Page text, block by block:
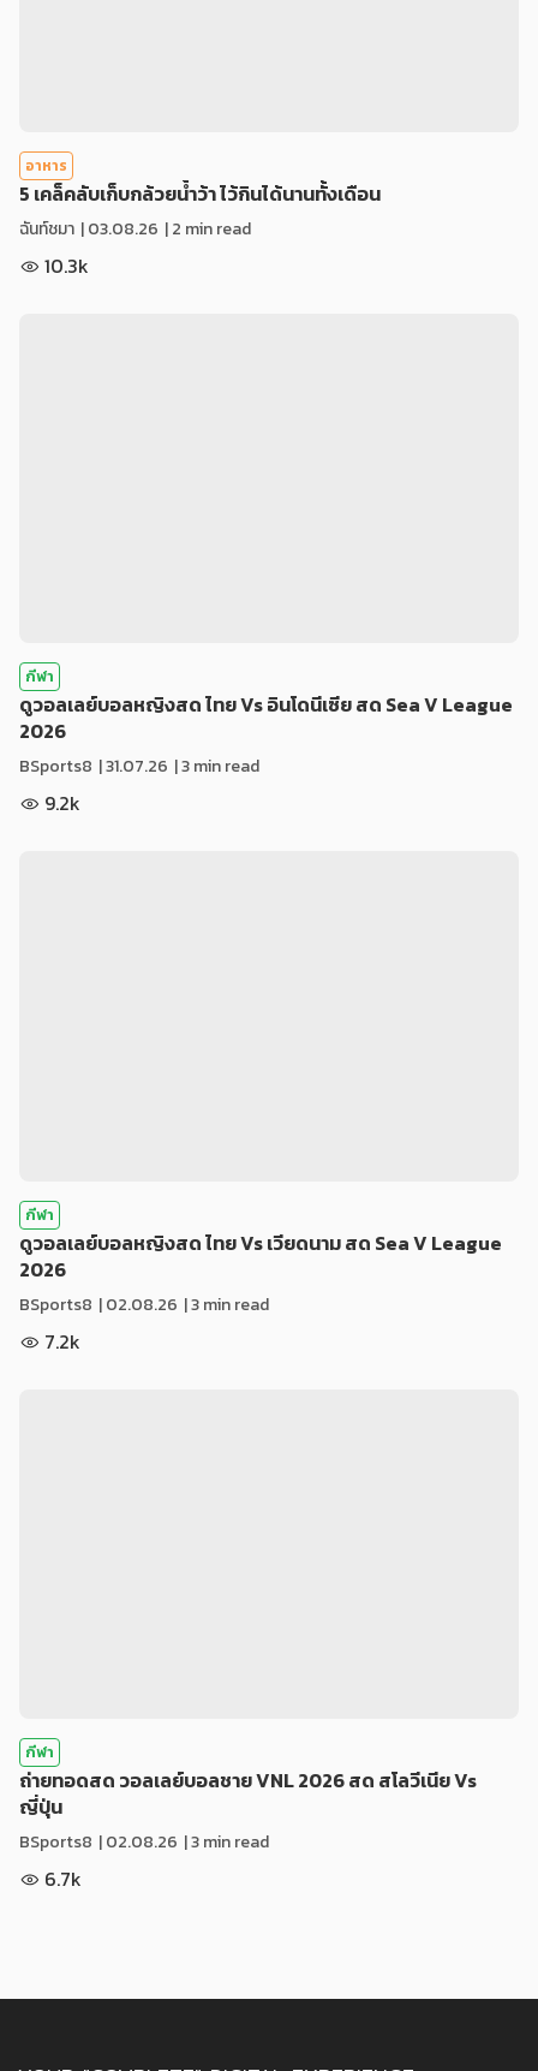
อาหาร
5 เคล็คลับเก็บกล้วยน้ำว้า ไว้กินได้นานทั้งเดือน
ฉันท์ชมา |03.08.26 | 2 min read
10.3k
กีฬา
ดูวอลเลย์บอลหญิงสด ไทย Vs อินโดนีเซีย สด Sea V League
2026
BSports8 |31.07.26 | 3 min read
9.2k
กีฬา
ดูวอลเลย์บอลหญิงสด ไทย Vs เวียดนาม สด Sea V League
2026
BSports8 |02.08.26 | 3 min read
7.2k
กีฬา
ถ่ายทอดสด วอลเลย์บอลชาย VNL 2026 สด สโลวีเนีย Vs
ญี่ปุ่น
BSports8 |02.08.26 | 3 min read
6.7k